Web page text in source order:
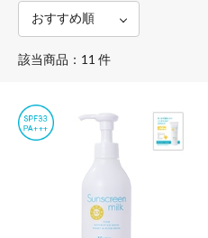
該当商品：11 件